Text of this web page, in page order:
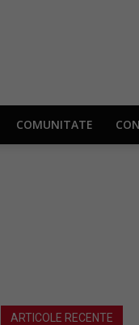
COMUNITATE
ARTICOLE RECENTE